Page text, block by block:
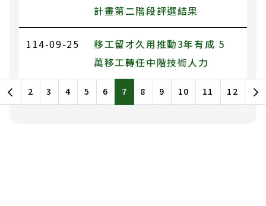
最新消息列表，包含標題和發布日期
計畫第二階段評選結果
114-09-25
移工留才久用推動3年有成 5
萬移工轉任中階技術人力
2 3 4 5 6 7 8 9 10 11 12